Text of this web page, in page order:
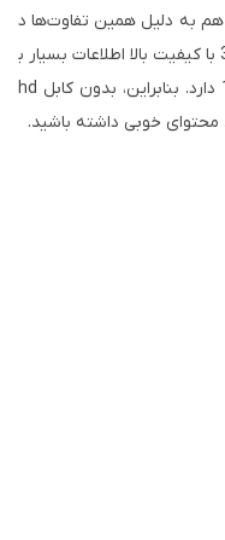
به دلیل همین تفاوت‌ها د
با کیفیت بالا اطلاعات بسیار ب
دارد. بنابراین، بدون کابل hd
محتوای خوبی داشته باشید.